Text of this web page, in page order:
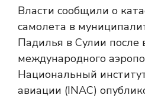
Власти сообщили о
самолета в
Падилья в Сулии после
международного
Национальный
авиации (INAC)